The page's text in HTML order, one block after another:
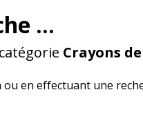
...
Crayons
ou en effectuant une